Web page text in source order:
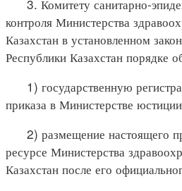
3. Комитету санитарно-
контроля Министерства
Казахстан в установленном
Республики Казахстан порядке
1) государственную
приказа в Министерстве
2) размещение настоящего
ресурсе Министерства
Казахстан после его